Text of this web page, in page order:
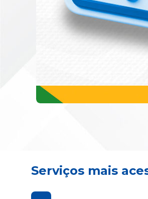
Serviços mais